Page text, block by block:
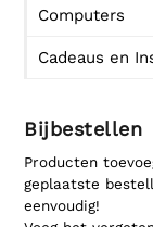
Computers
Cadeaus en
Bijbestellen
Producten
geplaatste
eenvoudig!